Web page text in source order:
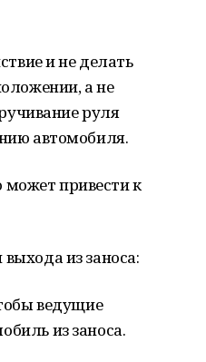
и не делать
а не
руля
автомобиля.
может привести к
из заноса:
ведущие
из заноса.